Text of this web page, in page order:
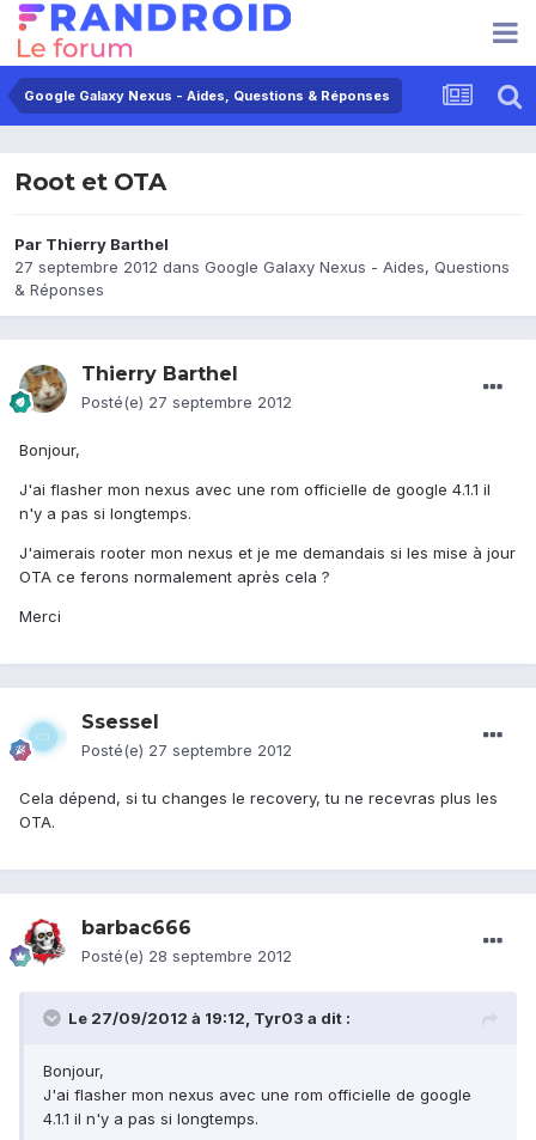
Google Galaxy Nexus - Aides, Questions & Réponses
Root et OTA
Par Thierry Barthel
27 septembre 2012 dans Google Galaxy Nexus - Aides, Questions
& Réponses
Thierry Barthel
Posté(e) 27 septembre 2012
Bonjour,
J'ai flasher mon nexus avec une rom officielle de google 4.1.1 il
n'y a pas si longtemps.
J'aimerais rooter mon nexus et je me demandais si les mise à jour
OTA ce ferons normalement après cela ?
Merci
Ssessel
Posté(e) 27 septembre 2012
Cela dépend, si tu changes le recovery, tu ne recevras plus les
OTA.
barbac666
Posté(e) 28 septembre 2012
Le 27/09/2012 à 19:12, Tyr03 a dit :
Bonjour,
J'ai flasher mon nexus avec une rom officielle de google
4.1.1 il n'y a pas si longtemps.